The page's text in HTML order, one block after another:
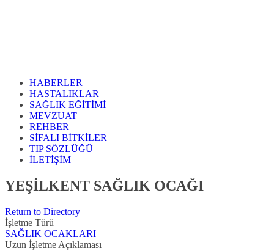
HABERLER
HASTALIKLAR
SAĞLIK EĞİTİMİ
MEVZUAT
REHBER
SİFALI BİTKİLER
TIP SÖZLÜĞÜ
İLETİŞİM
YEŞİLKENT SAĞLIK OCAĞI
Return to Directory
İşletme Türü
SAĞLIK OCAKLARI
Uzun İşletme Açıklaması